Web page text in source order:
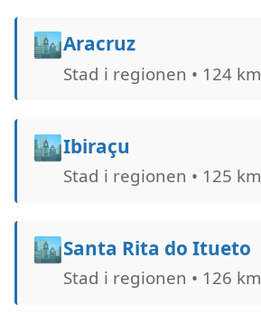
🏙️Aracruz
Stad i regionen • 124 km
🏙️Ibiraçu
Stad i regionen • 125 km
🏙️Santa Rita do Itueto
Stad i regionen • 126 km